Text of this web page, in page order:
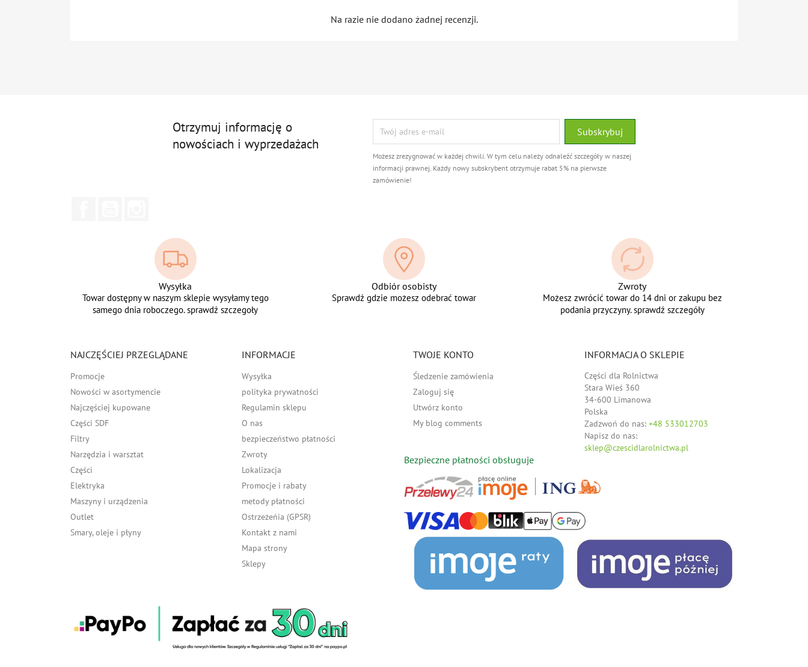
Na razie nie dodano żadnej recenzji.
Otrzymuj informację o
nowościach i wyprzedażach
Możesz zrezygnować w każdej chwili. W tym celu należy odnaleźć szczegóły w naszej
informacji prawnej. Każdy nowy subskrybent otrzymuje rabat 5% na pierwsze
zamówienie!
Wysyłka
Towar dostępny w naszym sklepie wysyłamy tego
samego dnia roboczego. sprawdź szczegoły
Odbiór osobisty
Sprawdź gdzie możesz odebrać towar
Zwroty
Możesz zwrócić towar do 14 dni or zakupu bez
podania przyczyny. sprawdź szczegóły
NAJCZĘŚCIEJ PRZEGLĄDANE
Promocje
Nowości w asortymencie
Najczęściej kupowane
Części SDF
Filtry
Narzędzia i warsztat
Części
Elektryka
Maszyny i urządzenia
Outlet
Smary, oleje i płyny
INFORMACJE
Wysyłka
polityka prywatności
Regulamin sklepu
O nas
bezpieczeństwo płatności
Zwroty
Lokalizacja
Promocje i rabaty
metody płatności
Ostrzeżeńia (GPSR)
Kontakt z nami
Mapa strony
Sklepy
TWOJE KONTO
Śledzenie zamówienia
Zaloguj się
Utwórz konto
My blog comments
INFORMACJA O SKLEPIE
Części dla Rolnictwa
Stara Wieś 360
34-600 Limanowa
Polska
Zadzwoń do nas: +48 533012703
Napisz do nas:
sklep@czescidlarolnictwa.pl
Bezpieczne płatności obsługuje